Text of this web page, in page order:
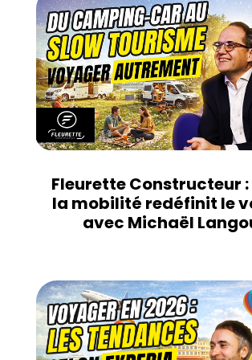
Fleurette Constructeur :
la mobilité redéfinit le
avec Michaël